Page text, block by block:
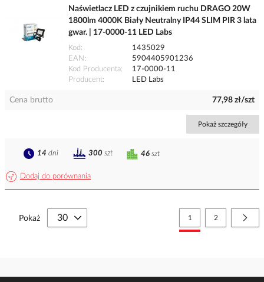
Naświetlacz LED z czujnikiem ruchu DRAGO 20W
1800lm 4000K Biały Neutralny IP44 SLIM PIR 3 lata
gwar. | 17-0000-11 LED Labs
Kod
1435029
EAN
5904405901236
Kod Producenta
17-0000-11
Producent
LED Labs
Cena brutto 77,98 zł/szt
Pokaż szczegóły
Dodaj do porównania
46 szt
14 dni 300 szt
Strona
Aktualnie czytasz stronę
1 Strona
2
Pokaż